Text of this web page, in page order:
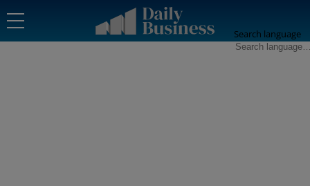
Search language